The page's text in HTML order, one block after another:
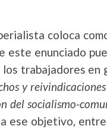
coloca
este enunciado
trabajadores en
y
del socialismo-
ese objetivo,